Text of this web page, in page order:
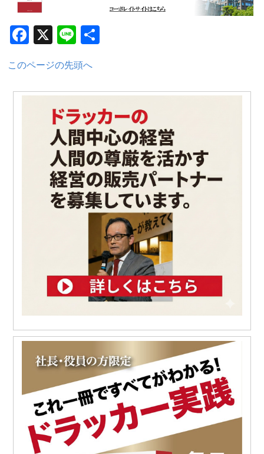
Facebook
X Line
このページの先頭へ